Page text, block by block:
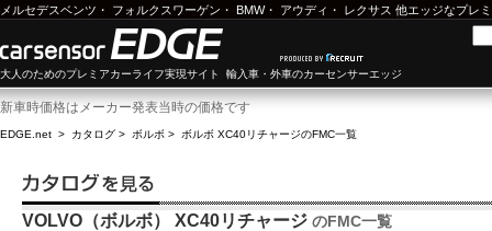
メルセデスベンツ ・ フォルクスワーゲン ・ BMW・ アウディ ・ レクサス 他エッジなプレ
大人のためのプレミアカーライフ実現サイト 輸入車・外車のカーセンサーエッジ
新車時価格はメーカー発表当時の価格です
EDGE.net > カタログ > ボルボ > ボルボ XC40リチャージのFMC一覧
VOLVO（ボルボ） XC40リチャージ のFMC一覧